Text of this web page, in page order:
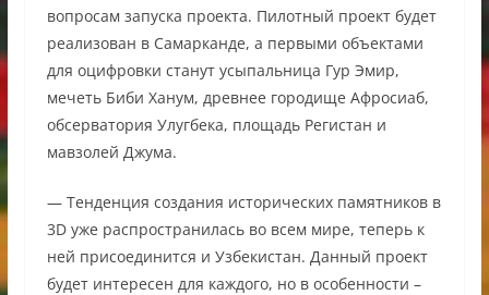
вопросам запуска проекта. Пилотный проект будет
реализован в Самарканде, а первыми объектами
для оцифровки станут усыпальница Гур Эмир,
мечеть Биби Ханум, древнее городище Афросиаб,
обсерватория Улугбека, площадь Регистан и
мавзолей Джума.
— Тенденция создания исторических памятников в
3D уже распространилась во всем мире, теперь к
ней присоединится и Узбекистан. Данный проект
будет интересен для каждого, но в особенности –